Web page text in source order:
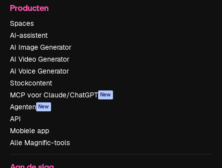
Producten
Spaces
AI-assistent
AI Image Generator
AI Video Generator
AI Voice Generator
Stockcontent
MCP voor Claude/ChatGPT New
Agenten New
API
Mobiele app
Alle Magnific-tools